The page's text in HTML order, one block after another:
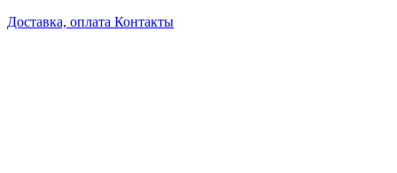
Доставка, оплата Контакты